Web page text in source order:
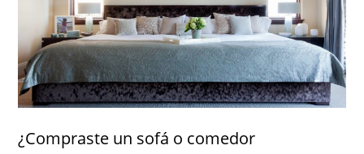
¿Compraste un sofá o comedor